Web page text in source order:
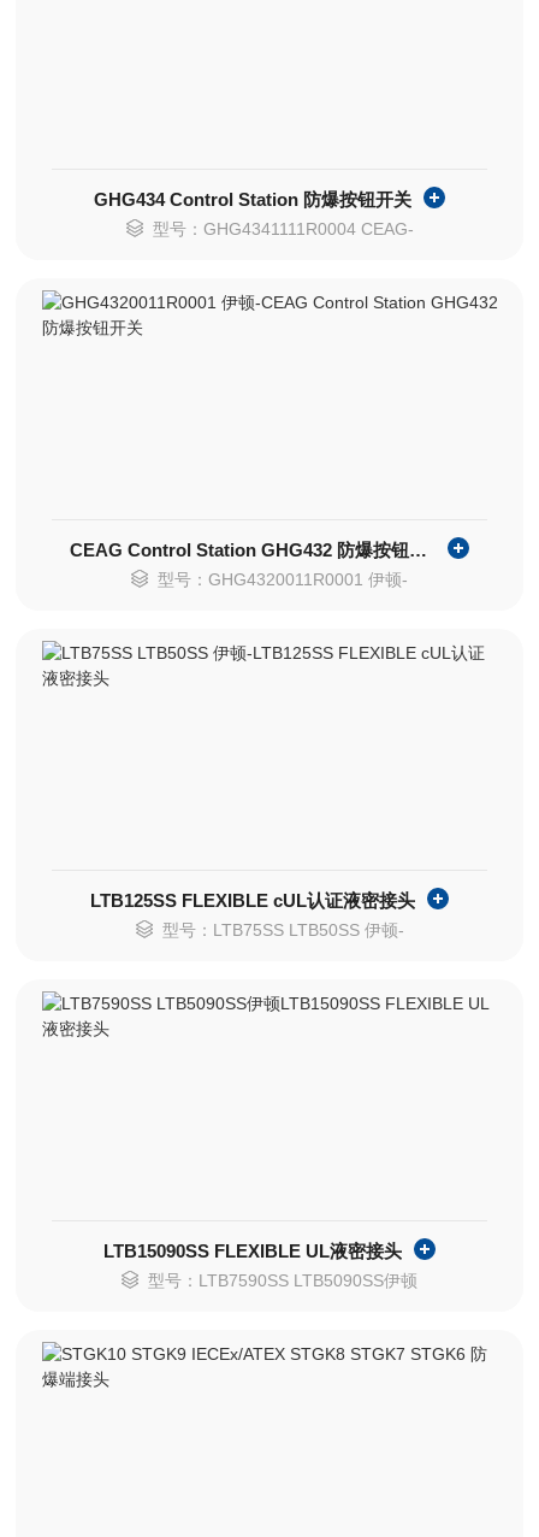
GHG434 Control Station 防爆按钮开关
型号：GHG4341111R0004 CEAG-
CEAG Control Station GHG432 防爆按钮开关
型号：GHG4320011R0001 伊顿-
LTB125SS FLEXIBLE cUL认证液密接头
型号：LTB75SS LTB50SS 伊顿-
LTB15090SS FLEXIBLE UL液密接头
型号：LTB7590SS LTB5090SS伊顿